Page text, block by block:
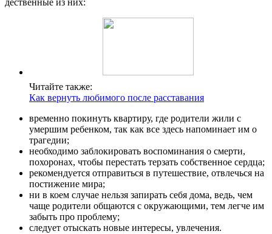
дественные из них:
Читайте также:
Как вернуть любимого после расставания
временно покинуть квартиру, где родители жили с
умершим ребенком, так как все здесь напоминает им о
трагедии;
необходимо заблокировать воспоминания о смерти,
похоронах, чтобы перестать терзать собственное сердца;
рекомендуется отправиться в путешествие, отвлечься на
постижение мира;
ни в коем случае нельзя запирать себя дома, ведь, чем
чаще родители общаются с окружающими, тем легче им
забыть про проблему;
следует отыскать новые интересы, увлечения.